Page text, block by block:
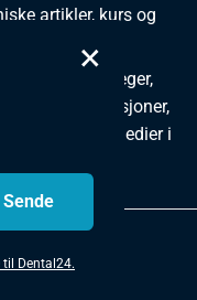
artikler, kurs og
med tannleger,
samt institusjoner,
og andre medier i
reserved.
×
til Dental24.